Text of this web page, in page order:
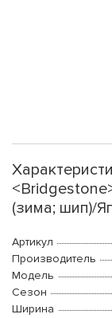
(зима; шип)/
Артикул
Производитель
Модель
Сезон
Ширина